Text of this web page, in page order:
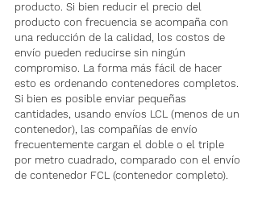
producto. Si bien reducir el precio del
producto con frecuencia se acompaña con
una reducción de la calidad, los costos de
envío pueden reducirse sin ningún
compromiso. La forma más fácil de hacer
esto es ordenando contenedores completos.
Si bien es posible enviar pequeñas
cantidades, usando envíos LCL (menos de un
contenedor), las compañías de envío
frecuentemente cargan el doble o el triple
por metro cuadrado, comparado con el envío
de contenedor FCL (contenedor completo).